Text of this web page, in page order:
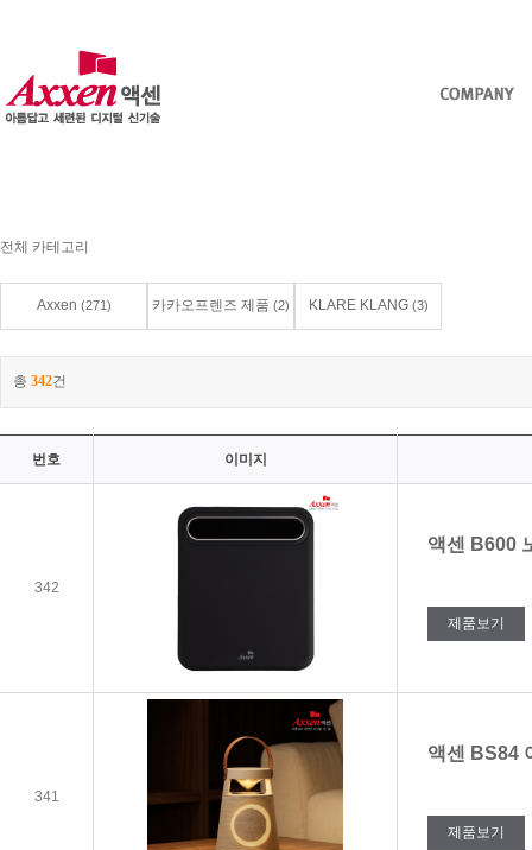
전체 카테고리
Axxen (271) 카카오프렌즈 제품 (2) KLARE KLANG (3)
총 342건
번호 이미지
342
액센 B600
제품보기
341
액센 BS84
제품보기